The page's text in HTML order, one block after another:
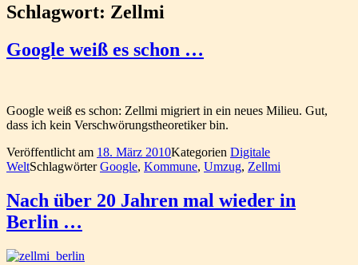
Schlagwort: Zellmi
Google weiß es schon …
Google weiß es schon: Zellmi migriert in ein neues Milieu. Gut,
dass ich kein Verschwörungstheoretiker bin.
Veröffentlicht am 18. März 2010Kategorien Digitale
WeltSchlagwörterGoogle, Kommune, Umzug, Zellmi
Nach über 20 Jahren mal wieder in
Berlin …